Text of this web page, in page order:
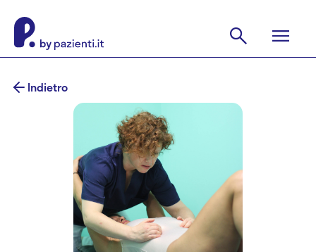
Indietro